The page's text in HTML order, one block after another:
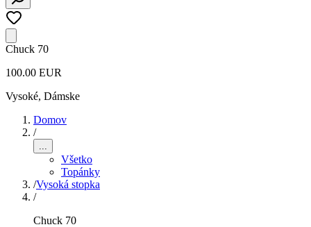
Chuck 70
100.00 EUR
Vysoké, Dámske
Domov
/
...
Všetko
Topánky
/Vysoká stopka
/
Chuck 70